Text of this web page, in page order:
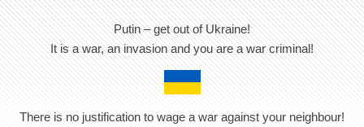
Putin – get out of Ukraine!
It is a war, an invasion and you are a war criminal!
There is no justification to wage a war against your neighbour!